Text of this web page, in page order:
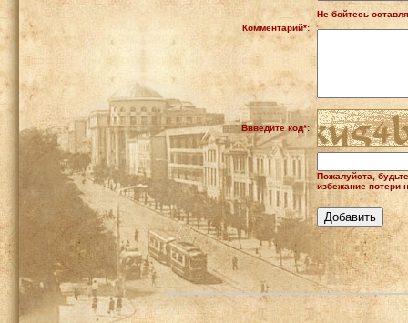
Не бойтесь
Комментарий*:
Ввведите код*:
Пожалуйста,
избежание потери